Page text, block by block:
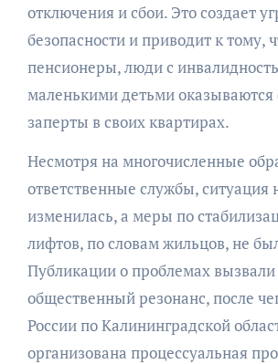
отключения и сбои. Это создает
безопасности и приводит к тому,
пенсионеры, люди с
маленькими детьми оказываются
заперты в своих квартирах.
Несмотря на многочисленные
ответственные службы, ситуация
изменилась, а меры по
лифтов, по словам жильцов, не
Публикации о проблемах
общественный резонанс, после
России по Калининградской
организована процессуальная